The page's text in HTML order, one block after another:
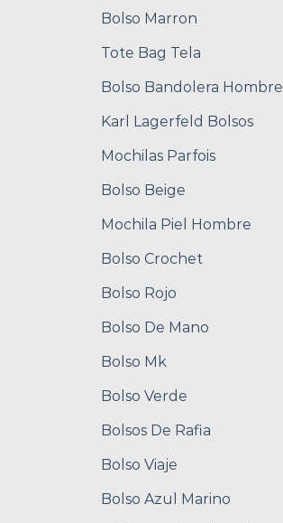
Bolso Marron
Tote Bag Tela
Bolso Bandolera Hombre
Karl Lagerfeld Bolsos
Mochilas Parfois
Bolso Beige
Mochila Piel Hombre
Bolso Crochet
Bolso Rojo
Bolso De Mano
Bolso Mk
Bolso Verde
Bolsos De Rafia
Bolso Viaje
Bolso Azul Marino